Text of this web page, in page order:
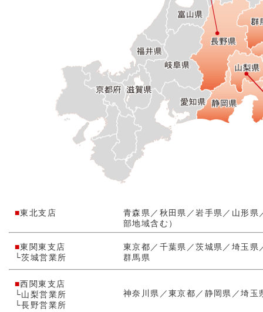
■東北支店
青森県／秋田県／岩手県／山形
部地域含む）
■東関東支店
└茨城営業所
東京都／千葉県／茨城県／埼玉
群馬県
■西関東支店
└山梨営業所
└長野営業所
神奈川県／東京都／静岡県／埼玉